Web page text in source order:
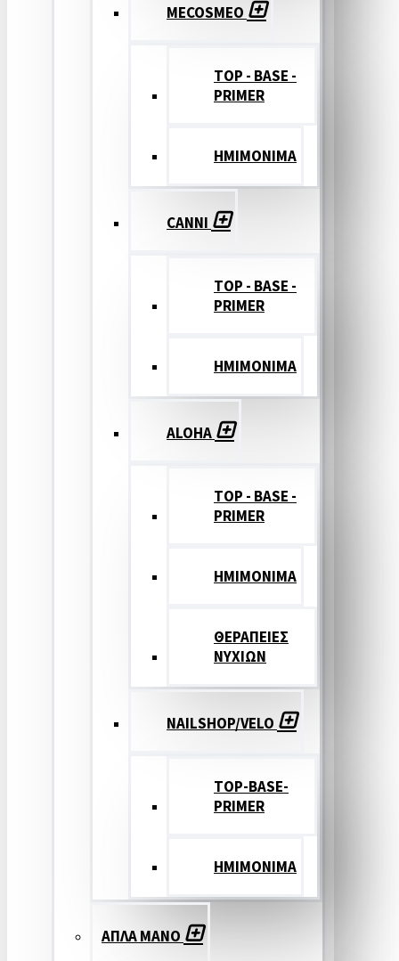
MECOSMEO
TOP - BASE -
PRIMER
ΗΜΙΜΟΝΙΜΑ
CANNI
TOP - BASE -
PRIMER
ΗΜΙΜΟΝΙΜΑ
ALOHA
TOP - BASE -
PRIMER
ΗΜΙΜΟΝΙΜΑ
ΘΕΡΑΠΕΙΕΣ
ΝΥΧΙΩΝ
NAILSHOP/VELO
TOP-BASE-
PRIMER
ΗΜΙΜΟΝΙΜΑ
ΑΠΛΑ ΜΑΝΟ